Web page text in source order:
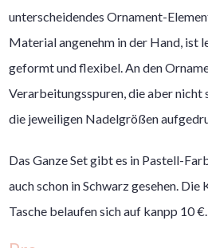
unterscheidendes Ornament-
Material angenehm in der Hand, ist
geformt und flexibel. An den
Verarbeitungsspuren, die aber nicht
die jeweiligen Nadelgrößen
Das Ganze Set gibt es in Pastell-
auch schon in Schwarz gesehen. Die
Tasche belaufen sich auf kanpp 10 €.